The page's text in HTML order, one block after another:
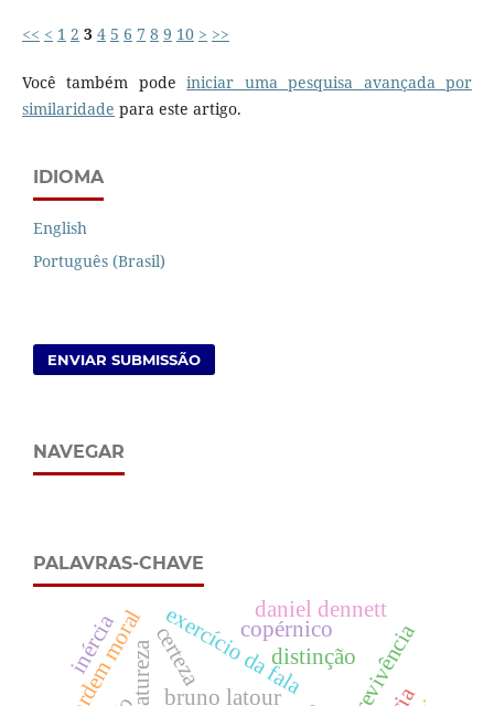
<< < 1 2 3 4 5 6 7 8 9 10 > >>
Você também podeiniciar uma pesquisa avançada por
similaridade para este artigo.
IDIOMA
English
Português (Brasil)
ENVIAR SUBMISSÃO
NAVEGAR
PALAVRAS-CHAVE
bruno latour
exercício da faladistinção
copérnico
ordem moralcerteza
inércia
daniel dennett